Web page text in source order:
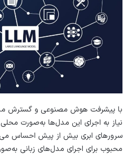
نیاز به اجرای این مدل‌ها به‌صورت
سرورهای ابری بیش از پیش احساس